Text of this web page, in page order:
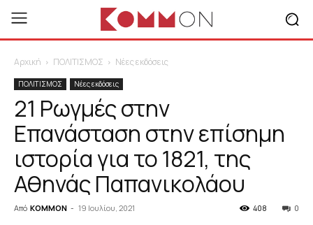
Αρχική ΠΟΛΙΤΙΣΜΟΣ Νέες εκδόσεις
ΠΟΛΙΤΙΣΜΟΣ Νέες εκδόσεις
21 Ρωγμές στην
Επανάσταση στην επίσημη
ιστορία για το 1821, της
Αθηνάς Παπανικολάου
Από KOMMON - 19 Ιουλίου, 2021 0
408